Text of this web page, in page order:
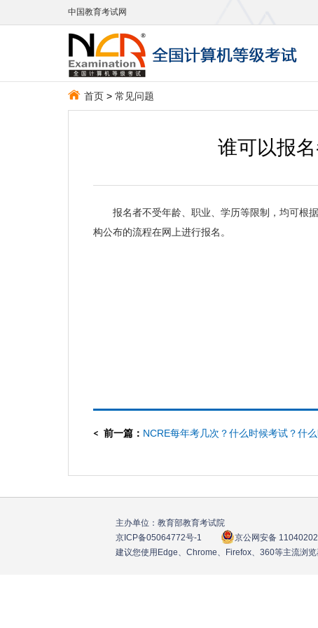
中国教育考试网
首页 > 常见问题
谁可以报
报名者不受年龄、职业、学历等限制，均可根据
构公布的流程在网上进行报名。
前一篇： NCRE每年考几次？什么时候考试？什
主办单位：教育部教育考试院
京ICP备05064772号-1
京公网安备
建议您使用Edge、Chrome、Firefox、360等主流浏